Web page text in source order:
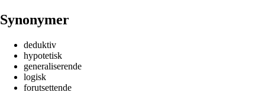
Synonymer
deduktiv
hypotetisk
generaliserende
logisk
forutsettende